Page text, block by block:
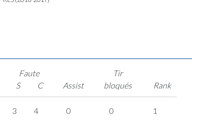
Faute
S
C Assist
Tir
bloqués
Rank
3 4 0 0 1